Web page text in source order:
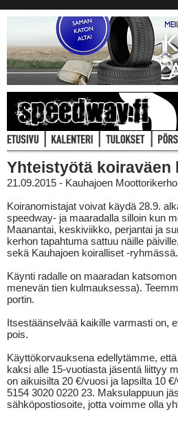
Yhteistyötä koiraväen
21.09.2015 - Kauhajoen
Koiranomistajat voivat käydä 28.9.
speedway- ja maaradalla silloin kun
Maanantai, keskiviikko, perjantai ja
kerhon tapahtuma sattuu näille
sekä Kauhajoen koiralliset -ryhmässä.
Käynti radalle on maaradan
menevän tien kulmauksessa).
portin.
Itsestäänselvää kaikille varmasti on,
pois.
Käyttökorvauksena edellytämme,
kaksi alle 15-vuotiasta jäsentä liittyy
on aikuisilta 20 €/vuosi ja lapsilta 10
5154 3020 0220 23. Maksulappuun
sähköpostiosoite, jotta voimme olla